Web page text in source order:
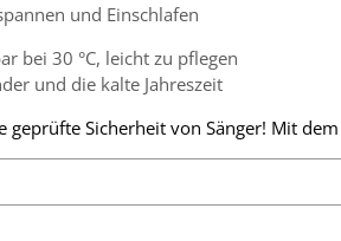
und Einschlafen
bei 30 °C, leicht zu pflegen
und die kalte Jahreszeit
geprüfte Sicherheit von Sänger! Mit